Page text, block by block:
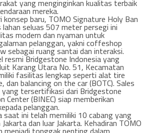
yang menginginkan kualitas terbaik
mereka.
konsep baru, TOMO Signature Holy Ban
seluas 507 meter persegi ini
modern dan nyaman untuk
pelanggan, yakni coffeshop
sebagai ruang santai dan interaksi.
resmi Bridgestone Indonesia yang
Karang Utara No. 51, Kecamatan
fasilitas lengkap seperti alat tire
dan balancing on the car (BOTC). Sales
tersertifikasi dari Bridgestone
Center (BINEC) siap memberikan
pelanggan.
saat ini telah memiliki 10 cabang yang
dan luar Jakarta. Kehadiran TOMO